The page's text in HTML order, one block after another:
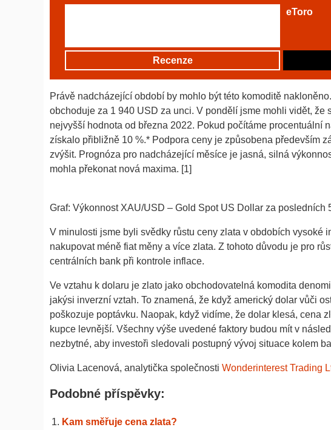
eToro
Recenze
Právě nadcházející období by mohlo být této komoditě
obchoduje za 1 940 USD za unci. V pondělí jsme mohli vidět, že
nejvyšší hodnota od března 2022. Pokud počítáme procentuální
získalo přibližně 10 %.* Podpora ceny je způsobena především
zvýšit. Prognóza pro nadcházející měsíce je jasná, silná
mohla překonat nová maxima. [1]
Graf: Výkonnost XAU/USD – Gold Spot US Dollar za posledních
V minulosti jsme byli svědky růstu ceny zlata v obdobích vysoké
nakupovat méně fiat měny a více zlata. Z tohoto důvodu je pro
centrálních bank při kontrole inflace.
Ve vztahu k dolaru je zlato jako obchodovatelná komodita
jakýsi inverzní vztah. To znamená, že když americký dolar vůči
poškozuje poptávku. Naopak, když vidíme, že dolar klesá, cena
kupce levnější. Všechny výše uvedené faktory budou mít v
nezbytné, aby investoři sledovali postupný vývoj situace kolem
Olivia Lacenová, analytička společnosti Wonderinterest Trading
Podobné příspěvky:
Kam směřuje cena zlata?